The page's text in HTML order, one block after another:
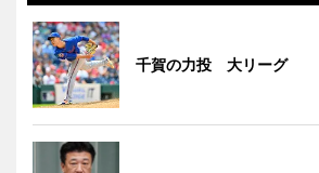
千賀の力投 大リーグ